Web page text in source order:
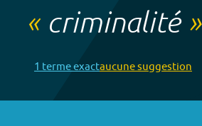
« criminalité»
1 termeexactaucunesuggestion